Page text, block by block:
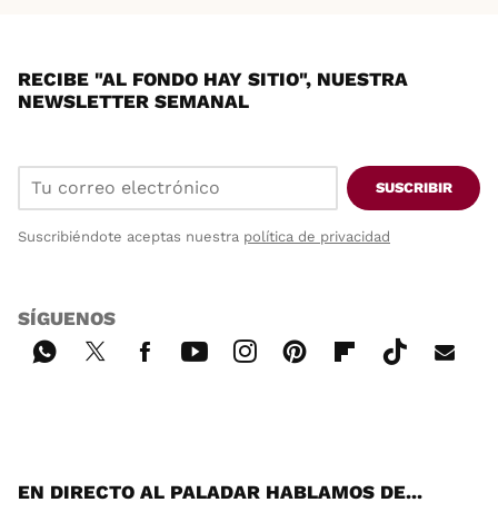
RECIBE "AL FONDO HAY SITIO", NUESTRA
NEWSLETTER SEMANAL
SUSCRIBIR
Suscribiéndote aceptas nuestra política de privacidad
SÍGUENOS
EN DIRECTO AL PALADAR HABLAMOS DE...